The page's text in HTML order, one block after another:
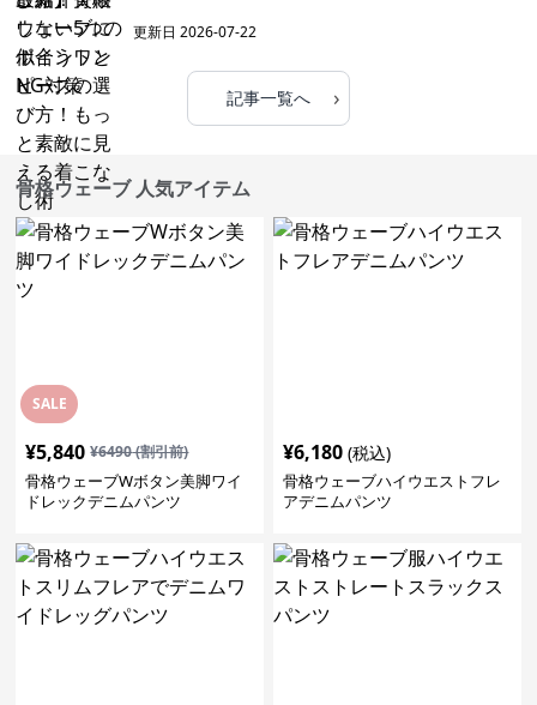
更新日2026-07-22
記事一覧へ ›
骨格ウェーブ 人気アイテム
SALE
¥5,840 ¥6490(割引前)
骨格ウェーブWボタン美脚ワイ
ドレックデニムパンツ
¥6,180 (税込)
骨格ウェーブハイウエストフレ
アデニムパンツ